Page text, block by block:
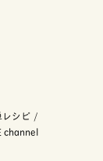
シピ
channel